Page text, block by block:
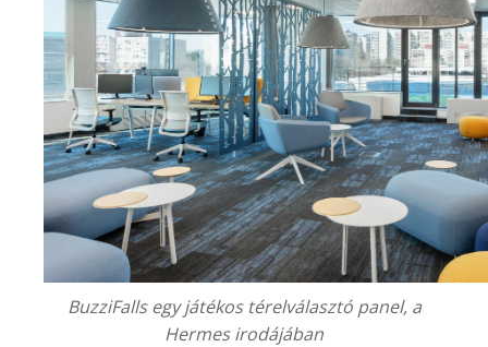
BuzziFalls egy játékos térelválasztó panel, a
Hermes irodájában